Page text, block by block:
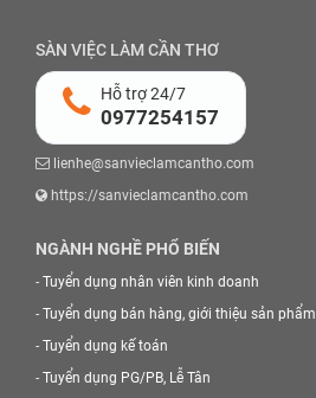
SÀN VIỆC LÀM CẦN THƠ
Hỗ trợ 24/7
0977254157
lienhe@sanvieclamcantho.com
https://sanvieclamcantho.com
NGÀNH NGHỀ PHỔ BIẾN
- Tuyển dụng nhân viên kinh doanh
- Tuyển dụng bán hàng, giới thiệu sản phẩm
- Tuyển dụng kế toán
- Tuyển dụng PG/PB, Lễ Tân